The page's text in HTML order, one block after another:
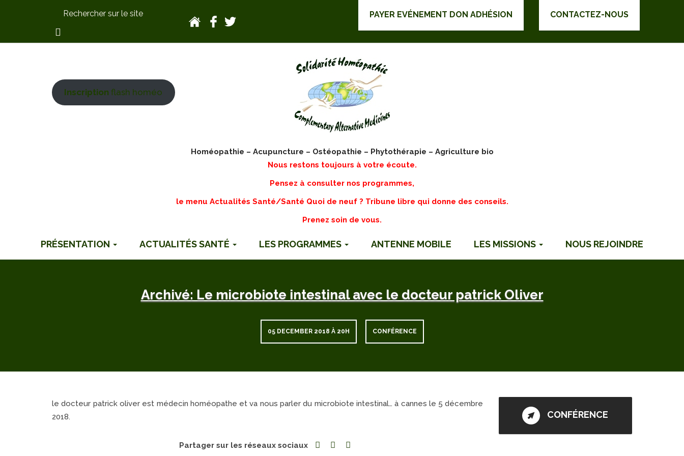
PAYER EVÉNEMENT DON ADHÉSION CONTACTEZ-NOUS
Inscription flash homéo
Homéopathie – Acupuncture – Ostéopathie – Phytothérapie – Agriculture bio
Nous restons toujours à votre écoute.
Pensez à consulter nos programmes,
le menu Actualités Santé/Santé Quoi de neuf ? Tribune libre qui donne des conseils.
Prenez soin de vous.
PRÉSENTATION ACTUALITÉS SANTÉ LES PROGRAMMES ANTENNE MOBILE LES MISSIONS NOUS REJOINDRE
Archivé: Le microbiote intestinal avec le docteur patrick Oliver
05 DECEMBER 2018 À 20H CONFÉRENCE
le docteur patrick oliver est médecin homéopathe et va nous parler du microbiote intestinal… à cannes le 5 décembre
2018.
Partager sur les réseaux sociaux
CONFÉRENCE